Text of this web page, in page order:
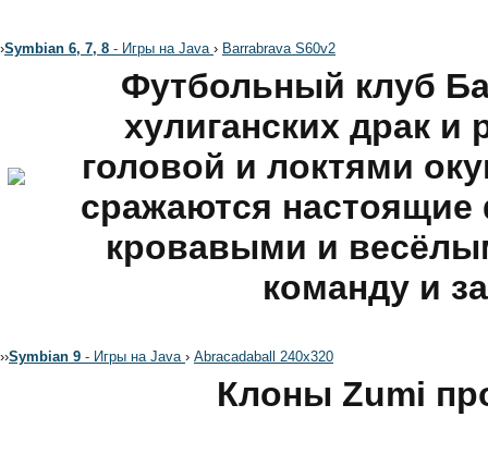
›Symbian 6, 7, 8 - Игры на Java › Barrabrava S60v2
Футбольный клуб
хулиганских драк и
головой и локтями
сражаются
кровавыми и
команду и
››Symbian 9 - Игры на Java › Abracadaball 240x320
Клоны Zumi